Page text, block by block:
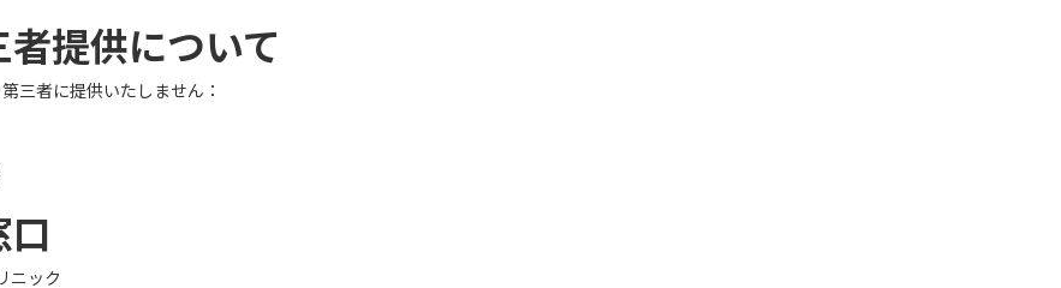
提供について
三者に提供いたしません：
ニック